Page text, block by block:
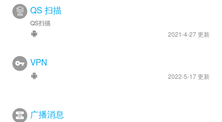
QS 扫描
QS扫描
2021-4-27 更新
VPN
2022-5-17 更新
广播消息